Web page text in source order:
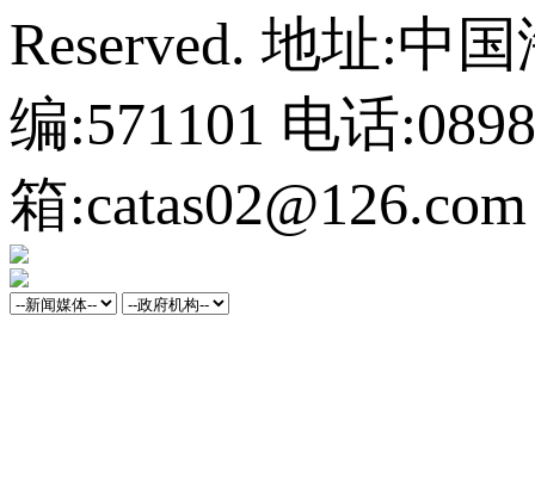
Reserved. 地址:中
编:571101 电话
箱:catas02@126.com